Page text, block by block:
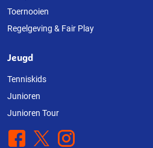
Toernooien
Regelgeving & Fair Play
Jeugd
Tenniskids
Junioren
Junioren Tour
Facebook
X Instagram